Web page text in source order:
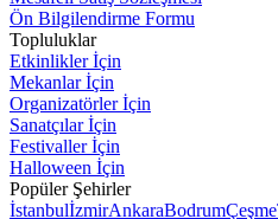
Ön Bilgilendirme Formu
Topluluklar
Etkinlikler İçin
Mekanlar İçin
Organizatörler İçin
Sanatçılar İçin
Festivaller İçin
Halloween İçin
Popüler Şehirler
İstanbulİzmirAnkaraBodrumÇeşme